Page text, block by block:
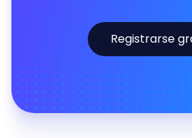
Registrarse